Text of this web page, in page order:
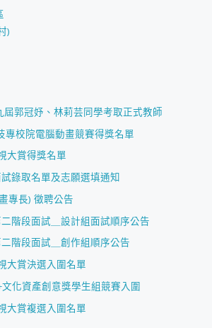
)
屆郭冠妤、林莉芸同學考取正式教師
專校院電腦動畫競賽得獎名單
大賞得獎名單
錄取名單及志願選填通知
專長) 徵聘公告
階段面試＿設計組面試順序公告
階段面試＿創作組順序公告
大賞決選入圍名單
文化資產創意獎學生組競賽入圍
大賞複選入圍名單